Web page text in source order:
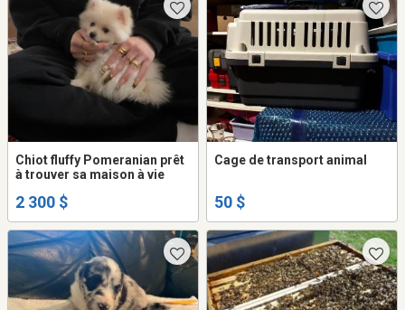
Chiot fluffy Pomeranian prêt
à trouver sa maison à vie
2 300 $
Cage de transport animal
50 $